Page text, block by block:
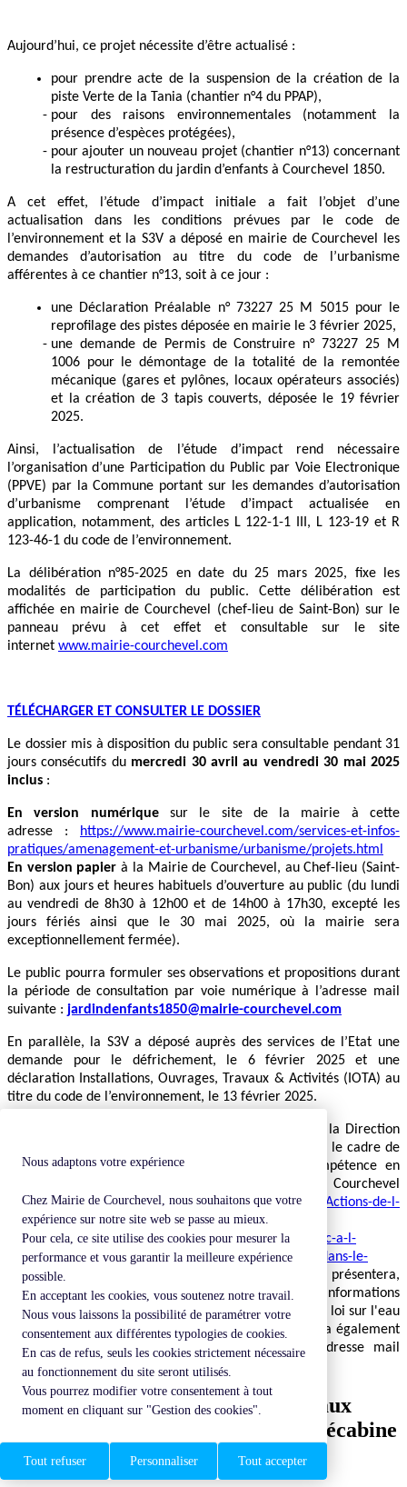
Nous adaptons votre expérience
Chez Mairie de Courchevel, nous souhaitons que votre
expérience sur notre site web se passe au mieux.
Pour cela, ce site utilise des cookies pour mesurer la
performance et vous garantir la meilleure expérience
possible.
En acceptant les cookies, vous soutenez notre travail.
Nous vous laissons la possibilité de paramétrer votre
consentement aux différentes typologies de cookies.
En cas de refus, seuls les cookies strictement nécessaire
au fonctionnement du site seront utilisés.
Vous pourrez modifier votre consentement à tout
moment en cliquant sur "Gestion des cookies".
Tout accepter
Tout refuser Personnaliser
Aujourd’hui, ce projet nécessite d’être actualisé :
pour prendre acte de la suspension de la création de la
piste Verte de la Tania (chantier n°4 du PPAP),
pour des raisons environnementales (notamment la
présence d’espèces protégées),
pour ajouter un nouveau projet (chantier n°13) concernant
la restructuration du jardin d’enfants à Courchevel 1850.
A cet effet, l’étude d’impact initiale a fait l’objet d’une
actualisation dans les conditions prévues par le code de
l’environnement et la S3V a déposé en mairie de Courchevel les
demandes d’autorisation au titre du code de l’urbanisme
afférentes à ce chantier n°13, soit à ce jour :
une Déclaration Préalable n° 73227 25 M 5015 pour le
reprofilage des pistes déposée en mairie le 3 février 2025,
une demande de Permis de Construire n° 73227 25 M
1006 pour le démontage de la totalité de la remontée
mécanique (gares et pylônes, locaux opérateurs associés)
et la création de 3 tapis couverts, déposée le 19 février
2025.
Ainsi, l’actualisation de l’étude d’impact rend nécessaire
l’organisation d’une Participation du Public par Voie Electronique
(PPVE) par la Commune portant sur les demandes d’autorisation
d’urbanisme comprenant l’étude d’impact actualisée en
application, notamment, des articles L 122-1-1 III, L 123-19 et R
123-46-1 du code de l’environnement.
La délibération n°85-2025 en date du 25 mars 2025, fixe les
modalités de participation du public. Cette délibération est
affichée en mairie de Courchevel (chef-lieu de Saint-Bon) sur le
panneau prévu à cet effet et consultable sur le site
internet www.mairie-courchevel.com
TÉLÉCHARGER ET CONSULTER LE DOSSIER
Le dossier mis à disposition du public sera consultable pendant 31
jours consécutifs du mercredi 30 avril au vendredi 30 mai 2025
inclus :
En version numériquesur le site de la mairie à cette
adresse :
https://www.mairie-courchevel.com/services-et-infos-
pratiques/amenagement-et-urbanisme/urbanisme/projets.html
En version papier à la Mairie de Courchevel, au Chef-lieu (Saint-
Bon) aux jours et heures habituels d’ouverture au public (du lundi
au vendredi de 8h30 à 12h00 et de 14h00 à 17h30, excepté les
jours fériés ainsi que le 30 mai 2025, où la mairie sera
exceptionnellement fermée).
Le public pourra formuler ses observations et propositions durant
la période de consultation par voie numérique à l’adresse mail
suivante : jardindenfants1850@mairie-courchevel.com
En parallèle, la S3V a déposé auprès des services de l’Etat une
demande pour le défrichement, le 6 février 2025 et une
déclaration Installations, Ouvrages, Travaux & Activités (IOTA) au
titre du code de l’environnement, le 13 février 2025.
A ce titre, une PPVE sera également organisée par la Direction
Départementale des Territoires (DDT) de Savoie dans le cadre de
l'autorisation de défrichement relevant de sa compétence en
parallèle de celle organisée par la commune de Courchevel
accessible via ce lien :www.savoie.gouv.fr/Actions-de-l-
Etat/Paysages-environnement-risques-naturels-et-
technologiques/Environnement/Participation-du-public-a-l-
elaboration-des-decisions/Courchevel-Defrichement-dans-le-
cadre-du-reamenagement-du-jardin-d-enfants
. Elle présentera,
en plus des éléments propres au défrichement, les informations
présentes dans le dossier de déclaration au titre de la loi sur l'eau
également nécessaire pour ce projet. Le public pourra également
formuler des observations sur ces dossiers à l’adresse mail
suivante : ddt-bf@savoie.gouv.fr
Autorisation d’exécution des travaux
relative au remplacement de la télécabine
des Chenus